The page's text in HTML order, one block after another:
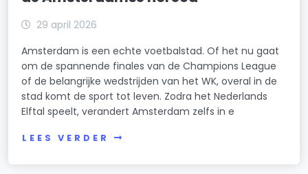
29 april 2026
Amsterdam is een echte voetbalstad. Of het nu gaat
om de spannende finales van de Champions League
of de belangrijke wedstrijden van het WK, overal in de
stad komt de sport tot leven. Zodra het Nederlands
Elftal speelt, verandert Amsterdam zelfs in e
LEES VERDER